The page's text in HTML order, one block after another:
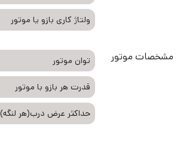
ولتاژ کاری بازو یا موتور
مشخصات موتور توان موتور
قدرت هر بازو با موتور
حداکثر عرض درب(هر لنگه)